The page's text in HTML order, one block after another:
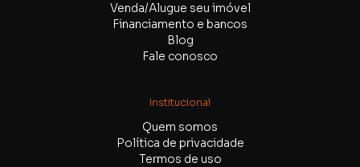
Venda/Alugue seu imóvel
Financiamento e bancos
Blog
Fale conosco
Institucional
Quem somos
Política de privacidade
Termos de uso